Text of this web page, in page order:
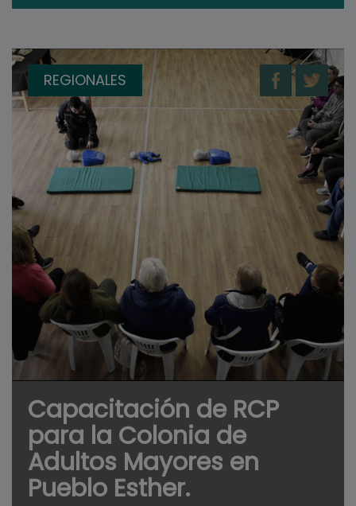
REGIONALES
Capacitación de RCP
para la Colonia de
Adultos Mayores en
Pueblo Esther.